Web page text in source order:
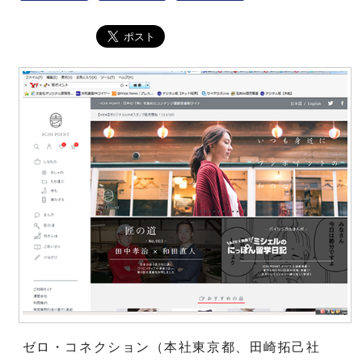
ゼロ・コネクション（本社東京都、田崎拓己社